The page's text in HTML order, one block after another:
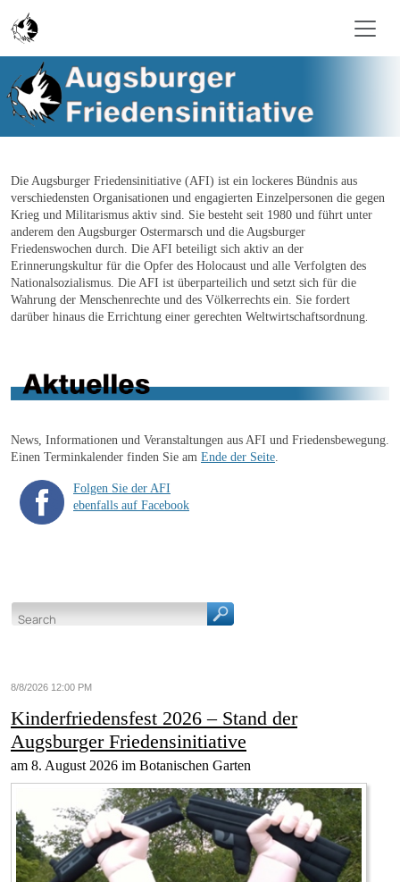
Skip to main content
Die Augsburger Friedensinitiative (AFI) ist ein lockeres Bündnis aus
verschiedensten Organisationen und engagierten Einzelpersonen die gegen
Krieg und Militarismus aktiv sind. Sie besteht seit 1980 und führt unter
anderem den Augsburger Ostermarsch und die Augsburger
Friedenswochen durch. Die AFI beteiligt sich aktiv an der
Erinnerungskultur für die Opfer des Holocaust und alle Verfolgten des
Nationalsozialismus. Die AFI ist überparteilich und setzt sich für die
Wahrung der Menschenrechte und des Völkerrechts ein. Sie fordert
darüber hinaus die Errichtung einer gerechten Weltwirtschaftsordnung.
News, Informationen und Veranstaltungen aus AFI und Friedensbewegung.
Einen Terminkalender finden Sie am Ende der Seite
Folgen Sie der AFI
ebenfalls auf Facebook
8/8/2026 12:00 PM
Kinderfriedensfest 2026 – Stand der
Augsburger Friedensinitiative
am 8. August 2026 im Botanischen Garten